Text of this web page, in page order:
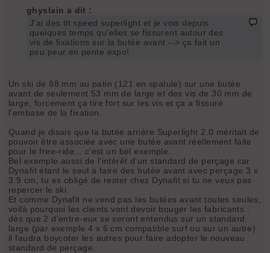
ghyslain a dit :
J'ai des tlt speed superlight et je vois depuis
quelques temps qu'elles se fissurent autour des
vis de fixations sur la butée avant --> ça fait un
peu peur en pente expo!
Un ski de 88 mm au patin (121 en spatule) sur une butée
avant de seulement 53 mm de large et des vis de 30 mm de
large, forcement ça tire fort sur les vis et ça a fissuré
l'embase de la fixation.
Quand je disais que la butée arrière Superlight 2.0 méritait de
pouvoir être associée avec une butée avant réellement faite
pour le free-ride... c'est un bel exemple.
Bel exemple aussi de l'intérêt d'un standard de perçage car
Dynafit étant le seul a faire des butée avant avec perçage 3 x
3.9 cm, tu es obligé de rester chez Dynafit si tu ne veux pas
repercer le ski.
Et comme Dynafit ne vend pas les butées avant toutes seules,
voilà pourquoi les clients vont devoir bouger les fabricants :
dès que 2 d'entre-eux se seront entendus sur un standard
large (par exemple 4 x 6 cm compatible surf ou sur un autre)
il faudra boycoter les autres pour faire adopter le nouveau
standard de perçage.